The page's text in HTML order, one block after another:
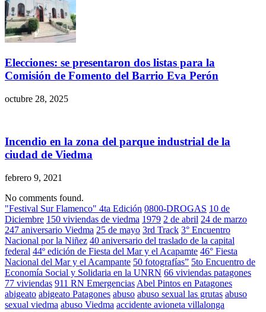
Elecciones: se presentaron dos listas para la
Comisión de Fomento del Barrio Eva Perón
octubre 28, 2025
Incendio en la zona del parque industrial de la
ciudad de Viedma
febrero 9, 2021
No comments found.
"Festival Sur Flamenco" 4ta Edición 0800-DROGAS 10 de
Diciembre 150 viviendas de viedma 1979 2 de abril 24 de marzo
247 aniversario Viedma 25 de mayo 3rd Track 3° Encuentro
Nacional por la Niñez 40 aniversario del traslado de la capital
federal 44º edición de Fiesta del Mar y el Acapamte 46° Fiesta
Nacional del Mar y el Acampante 50 fotografías” 5to Encuentro de
Economía Social y Solidaria en la UNRN 66 viviendas patagones
77 viviendas 911 RN Emergencias Abel Pintos en Patagones
abigeato abigeato Patagones abuso abuso sexual las grutas abuso
sexual viedma abuso Viedma accidente avioneta villalonga